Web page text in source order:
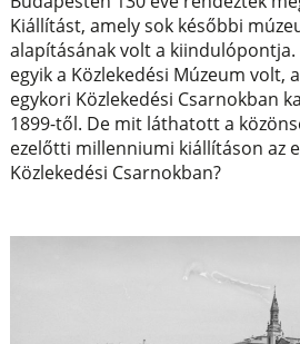
Kiállítást, amely sok későbbi
alapításának volt a kiindulópontja.
egyik a Közlekedési Múzeum volt,
egykori Közlekedési Csarnokban
1899-től. De mit láthatott a
ezelőtti millenniumi kiállításon az
Közlekedési Csarnokban?